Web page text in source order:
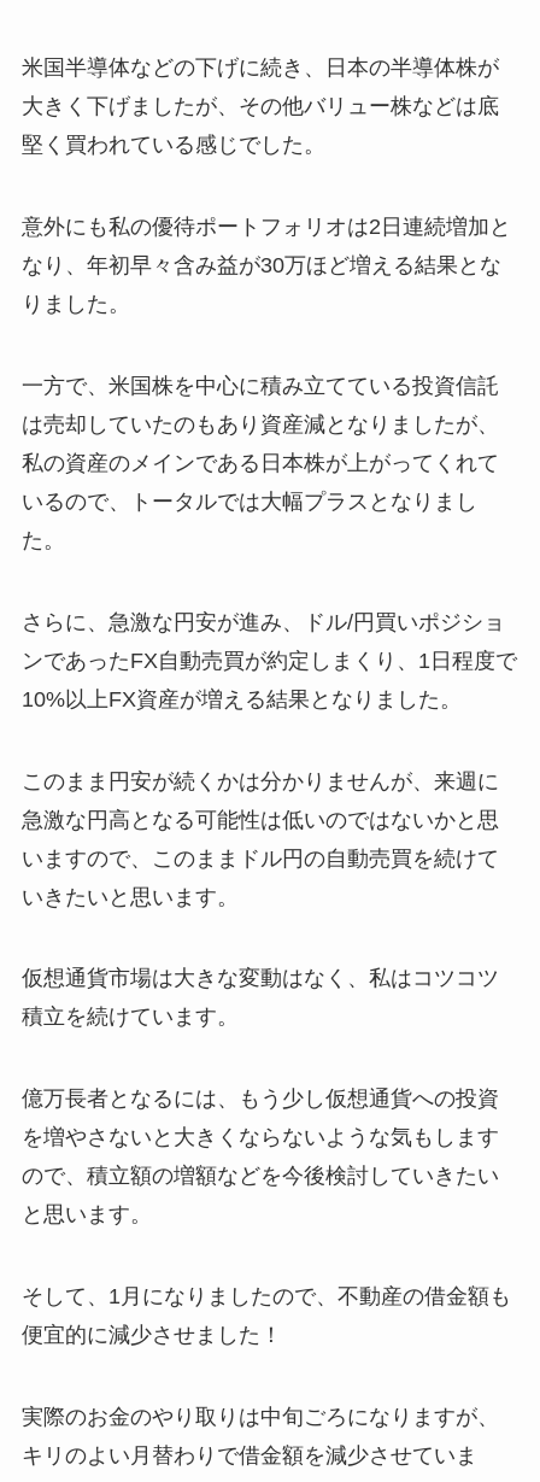
米国半導体などの下げに続き、日本の半導体株が
大きく下げましたが、その他バリュー株などは底
堅く買われている感じでした。
意外にも私の優待ポートフォリオは2日連続増加と
なり、年初早々含み益が30万ほど増える結果とな
りました。
一方で、米国株を中心に積み立てている投資信託
は売却していたのもあり資産減となりましたが、
私の資産のメインである日本株が上がってくれて
いるので、トータルでは大幅プラスとなりまし
た。
さらに、急激な円安が進み、ドル/円買いポジショ
ンであったFX自動売買が約定しまくり、1日程度で
10%以上FX資産が増える結果となりました。
このまま円安が続くかは分かりませんが、来週に
急激な円高となる可能性は低いのではないかと思
いますので、このままドル円の自動売買を続けて
いきたいと思います。
仮想通貨市場は大きな変動はなく、私はコツコツ
積立を続けています。
億万長者となるには、もう少し仮想通貨への投資
を増やさないと大きくならないような気もします
ので、積立額の増額などを今後検討していきたい
と思います。
そして、1月になりましたので、不動産の借金額も
便宜的に減少させました！
実際のお金のやり取りは中旬ごろになりますが、
キリのよい月替わりで借金額を減少させていま